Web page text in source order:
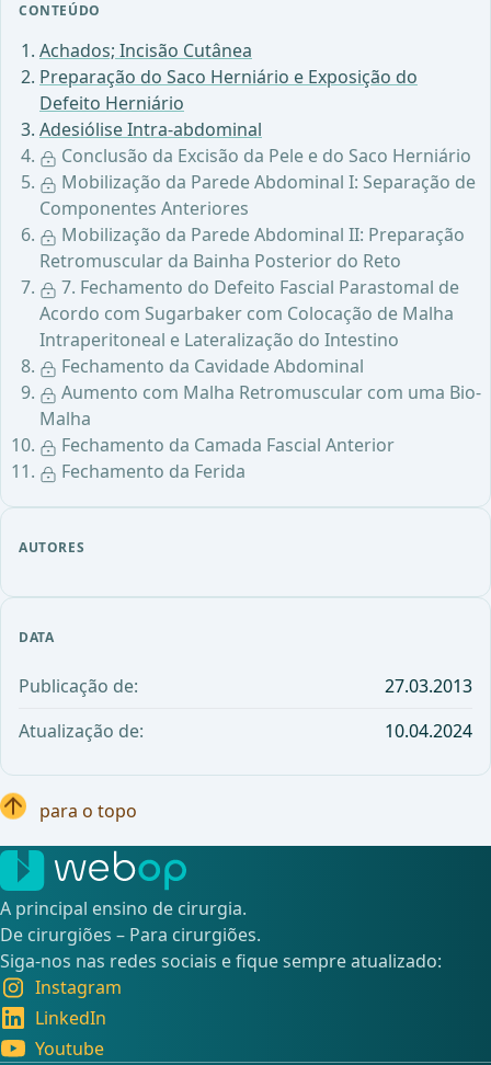
CONTEÚDO
Achados; Incisão Cutânea
Preparação do Saco Herniário e Exposição do
Defeito Herniário
Adesiólise Intra-abdominal
Conclusão da Excisão da Pele e do Saco Herniário
Mobilização da Parede Abdominal I: Separação de
Componentes Anteriores
Mobilização da Parede Abdominal II: Preparação
Retromuscular da Bainha Posterior do Reto
7. Fechamento do Defeito Fascial Parastomal de
Acordo com Sugarbaker com Colocação de Malha
Intraperitoneal e Lateralização do Intestino
Fechamento da Cavidade Abdominal
Aumento com Malha Retromuscular com uma Bio-
Malha
Fechamento da Camada Fascial Anterior
Fechamento da Ferida
AUTORES
DATA
Publicação de:
27.03.2013
Atualização de:
10.04.2024
para o topo
A principal ensino de cirurgia.
De cirurgiões – Para cirurgiões.
Siga-nos nas redes sociais e fique sempre atualizado:
Instagram
LinkedIn
Youtube